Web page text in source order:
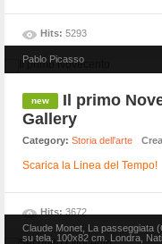
Hits: 5293
Pablo Picasso
Il primo
Gallery
Category: Storia dell'arte
Scarica la Linea del Tempo!
Hits: 3672
Claude Monet, La passeggiata
su tela, 100x82 cm. Londra,